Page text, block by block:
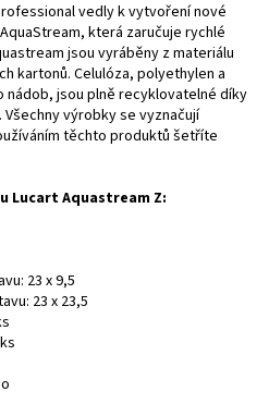
vedly k vytvoření nové
která zaručuje rychlé
jsou vyráběny z materiálu
kartonů. Celulóza, polyethylen a
jsou plně recyklovatelné díky
výrobky se vyznačují
těchto produktů šetříte
Aquastream Z:
23 x 9,5
23 x 23,5